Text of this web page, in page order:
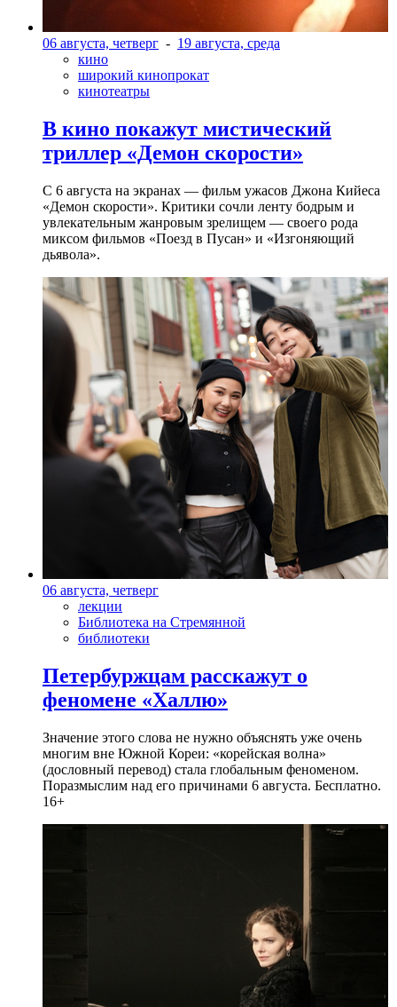
06 августа, четверг - 19 августа, среда
кино
широкий кинопрокат
кинотеатры
В кино покажут мистический
триллер «Демон скорости»
С 6 августа на экранах — фильм ужасов Джона Кийеса
«Демон скорости». Критики сочли ленту бодрым и
увлекательным жанровым зрелищeм — своего рода
миксом фильмов «Поезд в Пусан» и «Изгоняющий
дьявола».
06 августа, четверг
лекции
Библиотека на Стремянной
библиотеки
Петербуржцам расскажут о
феномене «Халлю»
Значение этого слова не нужно объяснять уже очень
многим вне Южной Кореи: «корейская волна»
(дословный перевод) стала глобальным феноменом.
Поразмыслим над его причинами 6 августа. Бесплатно.
16+